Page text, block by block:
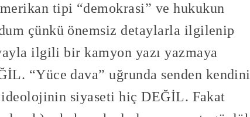
tipi “demokrasi” ve hukukun
çünkü önemsiz detaylarla ilgilenip
ilgili bir kamyon yazı yazmaya
“Yüce dava” uğrunda senden kendini
siyaseti hiç DEĞİL. Fakat